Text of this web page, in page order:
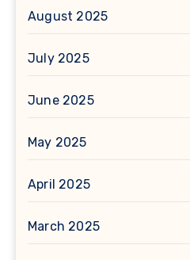
August 2025
July 2025
June 2025
May 2025
April 2025
March 2025